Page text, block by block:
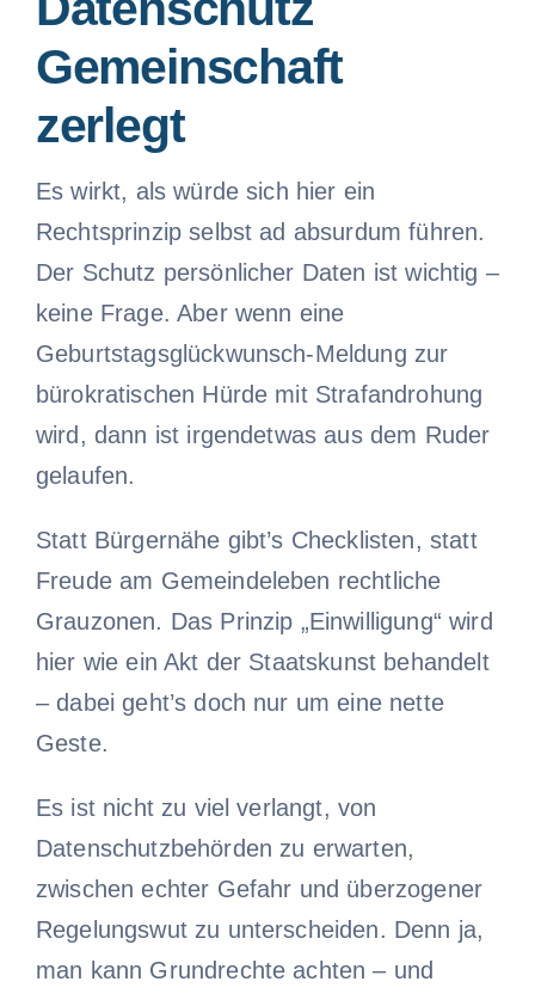
Gemeinschaft
zerlegt
Es wirkt, als würde sich hier ein
Rechtsprinzip selbst ad absurdum führen.
Der Schutz persönlicher Daten ist wichtig –
keine Frage. Aber wenn eine
Geburtstagsglückwunsch-Meldung zur
bürokratischen Hürde mit Strafandrohung
wird, dann ist irgendetwas aus dem Ruder
gelaufen.
Statt Bürgernähe gibt’s Checklisten, statt
Freude am Gemeindeleben rechtliche
Grauzonen. Das Prinzip „Einwilligung“ wird
hier wie ein Akt der Staatskunst behandelt
– dabei geht’s doch nur um eine nette
Geste.
Es ist nicht zu viel verlangt, von
Datenschutzbehörden zu erwarten,
zwischen echter Gefahr und überzogener
Regelungswut zu unterscheiden. Denn ja,
man kann Grundrechte achten – und